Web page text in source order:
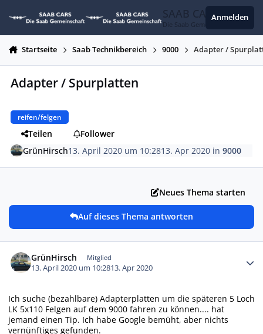
SAAB CARS
Die Saab Gemeinschaft
Anmelden
Startseite Saab Technikbereich 9000 Adapter /
Adapter / Spurplatten
reifen/felgen
Teilen
Follower
GrünHirsch13. April 2020 um 10:2813. Apr 2020 in9000
Neues Thema starten
Auf dieses Thema antworten
GrünHirsch Mitglied
13. April 2020 um 10:2813. Apr 2020
Ich suche (bezahlbare) Adapterplatten um die späteren 5 Loch
LK 5x110 Felgen auf dem 9000 fahren zu können.... hat
jemand einen Tip. Ich habe Google bemüht, aber nichts
vernünftiges gefunden.